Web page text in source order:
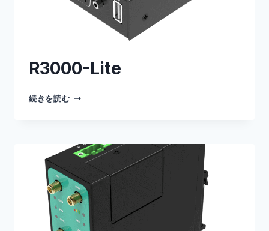
R3000-Lite
続きを読むR3000-